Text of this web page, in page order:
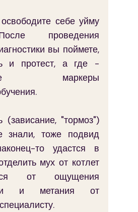
себе уйму
проведения
вы поймете,
и протест, а где -
маркеры
(зависание, "тормоз")
тоже подвид
то удастся в
мух от котлет
от ощущения
и метания от